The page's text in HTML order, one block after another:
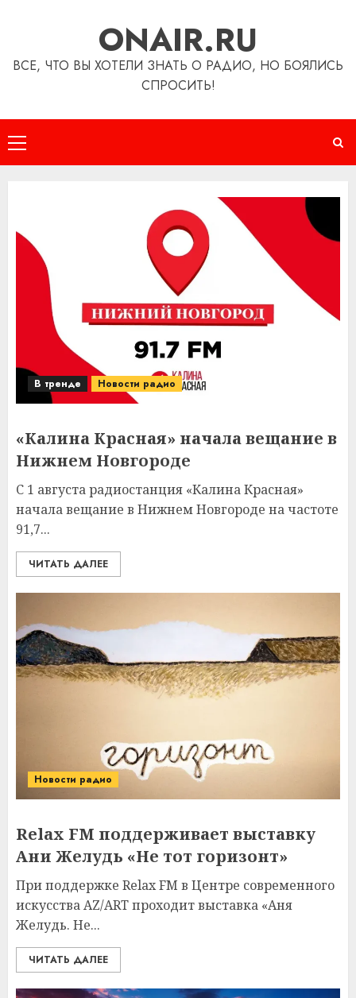
ONAIR.RU
ВСЕ, ЧТО ВЫ ХОТЕЛИ ЗНАТЬ О РАДИО, НО БОЯЛИСЬ
СПРОСИТЬ!
Основное
меню
В тренде Новости радио
«Калина Красная» начала вещание в
Нижнем Новгороде
С 1 августа радиостанция «Калина Красная»
начала вещание в Нижнем Новгороде на частоте
91,7...
ЧИТАТЬ ДАЛЕЕ
Новости радио
Relax FM поддерживает выставку
Ани Желудь «Не тот горизонт»
При поддержке Relax FM в Центре современного
искусства AZ/ART проходит выставка «Аня
Желудь. Не...
ЧИТАТЬ ДАЛЕЕ